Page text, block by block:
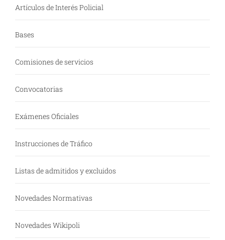
Artículos de Interés Policial
Bases
Comisiones de servicios
Convocatorias
Exámenes Oficiales
Instrucciones de Tráfico
Listas de admitidos y excluidos
Novedades Normativas
Novedades Wikipoli